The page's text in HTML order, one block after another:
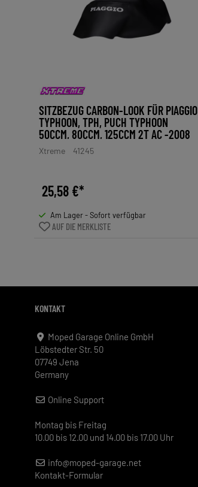
SITZBEZUG CARBON-LOOK FÜR PIAGGIO
TYPHOON, TPH, PUCH TYPHOON
50CCM, 80CCM, 125CCM 2T AC -2008
Xtreme 41245
25,58 €*
Am Lager - Sofort verfügbar
AUF DIE MERKLISTE
KONTAKT
Moped Garage Online GmbH
Löbstedter Str. 50
07749 Jena
Germany
Online Support
Montag bis Freitag
10.00 bis 12.00 und 14.00 bis 17.00 Uhr
info@moped-garage.net
Kontakt-Formular